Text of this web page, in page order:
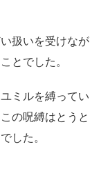
扱いを受けなが
とでした。
ミルを縛ってい
の呪縛はとうと
した。